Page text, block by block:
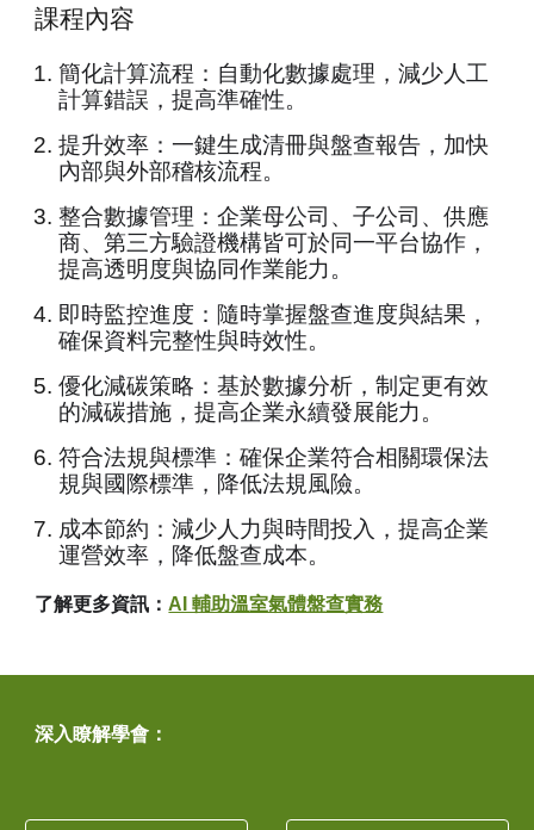
課程內容
簡化計算流程：自動化數據處理，減少人工
計算錯誤，提高準確性。
提升效率：一鍵生成清冊與盤查報告，加快
內部與外部稽核流程。
整合數據管理：企業母公司、子公司、供應
商、第三方驗證機構皆可於同一平台協作，
提高透明度與協同作業能力。
即時監控進度：隨時掌握盤查進度與結果，
確保資料完整性與時效性。
優化減碳策略：基於數據分析，制定更有效
的減碳措施，提高企業永續發展能力。
符合法規與標準：確保企業符合相關環保法
規與國際標準，降低法規風險。
成本節約：減少人力與時間投入，提高企業
運營效率，降低盤查成本。
了解更多資訊： AI 輔助溫室氣體盤查實務
深入瞭解學會：